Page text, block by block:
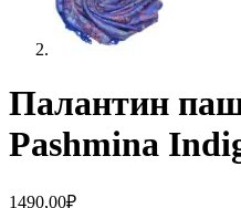
Палантин
Pashmina
1490,00₽